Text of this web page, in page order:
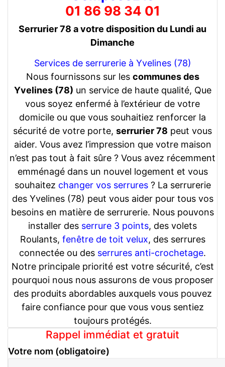
01 86 98 34 01
Serrurier 78 a votre disposition du Lundi au
Dimanche
Services de serrurerie à Yvelines (78)
Nous fournissons sur les communes des
Yvelines (78) un service de haute qualité, Que
vous soyez enfermé à l’extérieur de votre
domicile ou que vous souhaitiez renforcer la
sécurité de votre porte, serrurier 78 peut vous
aider. Vous avez l’impression que votre maison
n’est pas tout à fait sûre ? Vous avez récemment
emménagé dans un nouvel logement et vous
souhaitez changer vos serrures? La serrurerie
des Yvelines (78) peut vous aider pour tous vos
besoins en matière de serrurerie. Nous pouvons
installer des serrure 3 points, des volets
Roulants, fenêtre de toit velux, des serrures
connectée ou des serrures anti-crochetage.
Notre principale priorité est votre sécurité, c’est
pourquoi nous nous assurons de vous proposer
des produits abordables auxquels vous pouvez
faire confiance pour que vous vous sentiez
toujours protégés.
Rappel immédiat et gratuit
Votre nom (obligatoire)